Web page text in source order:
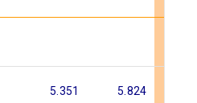
5.351 5.824